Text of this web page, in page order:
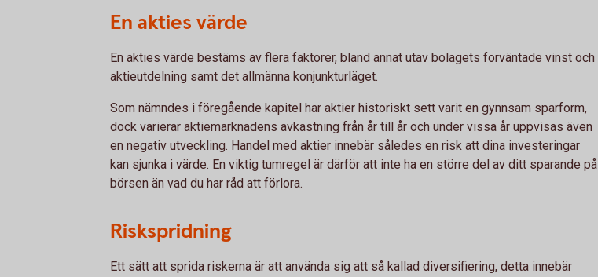
En akties värde
En akties värde bestäms av flera faktorer, bland annat utav bolagets förväntade vinst och
aktieutdelning samt det allmänna konjunkturläget.
Som nämndes i föregående kapitel har aktier historiskt sett varit en gynnsam sparform,
dock varierar aktiemarknadens avkastning från år till år och under vissa år uppvisas även
en negativ utveckling. Handel med aktier innebär således en risk att dina investeringar
kan sjunka i värde. En viktig tumregel är därför att inte ha en större del av ditt sparande på
börsen än vad du har råd att förlora.
Riskspridning
Ett sätt att sprida riskerna är att använda sig att så kallad diversifiering, detta innebär